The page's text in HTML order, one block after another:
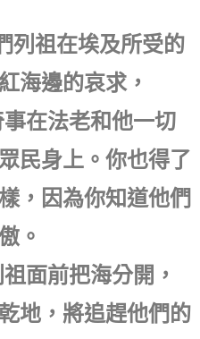
列祖在埃及所受的
海邊的哀求，
在法老和他一切
民身上。你也得了
，因為你知道他們
。
面前把海分開，
地，將追趕他們的